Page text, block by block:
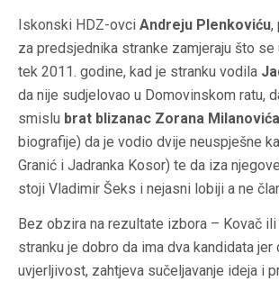
Iskonski HDZ-ovci Andreju Plenkoviću,
za predsjednika stranke zamjeraju što se
tek 2011. godine, kad je stranku vodila
da nije sudjelovao u Domovinskom ratu,
smislu brat blizanac Zorana Milanovića
biografije) da je vodio dvije neuspješne
Granić i Jadranka Kosor) te da iza
stoji Vladimir Šeks i nejasni lobiji a ne
Bez obzira na rezultate izbora – Kovač
stranku je dobro da ima dva kandidata
uvjerljivost, zahtjeva sučeljavanje ideja i